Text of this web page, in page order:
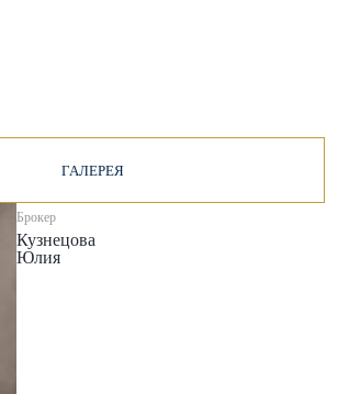
ГАЛЕРЕЯ
Брокер
Кузнецова
Юлия